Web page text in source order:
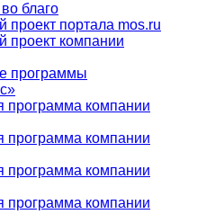
благо
проект портала mos.ru
проект компании
программы
программа компании
программа компании
программа компании
программа компании